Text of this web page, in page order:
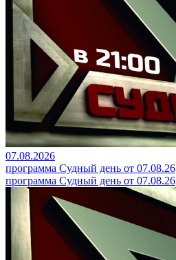
07.08.2026
программа Судный день от 07.08.26
программа Судный день от 07.08.26